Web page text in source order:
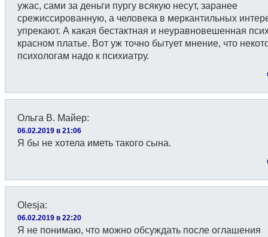
ужас, сами за деньги пургу всякую несут, заранее
срежиссированную, а человека в меркантильных
упрекают. А какая бестактная и неуравновешенная
красном платье. Вот уж точно бытует мнение, что
психологам надо к психиатру.
Ольга В. Майер:
06.02.2019 в 21:06
Я бы не хотела иметь такого сына.
Olesja:
06.02.2019 в 22:20
Я не понимаю, что можно обсуждать после оглашения